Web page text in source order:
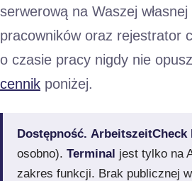
serwerową na Waszej
pracowników oraz rejestrator
o czasie pracy nigdy nie
cennik poniżej.
Dostępność. ArbeitszeitCheck
osobno). Terminal jest tylko na
zakres funkcji. Brak publicznej